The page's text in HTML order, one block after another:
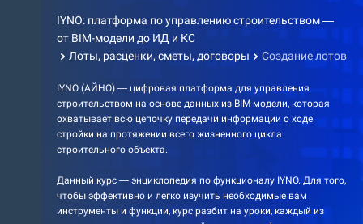
IYNO: платформа по управлению строительством —
от BIM-модели до ИД и КС
Лоты, расценки, сметы, договоры
Создание лотов
IYNO (АЙНО) — цифровая платформа для управления
строительством на основе данных из BIM-модели, которая
охватывает всю цепочку передачи информации о ходе
стройки на протяжении всего жизненного цикла
строительного объекта.
Данный курс — энциклопедия по функционалу IYNO. Для того,
чтобы эффективно и легко изучить необходимые вам
инструменты и функции, курс разбит на уроки, каждый из